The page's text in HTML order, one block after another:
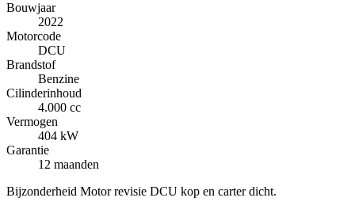
Bouwjaar
2022
Motorcode
DCU
Brandstof
Benzine
Cilinderinhoud
4.000 cc
Vermogen
404 kW
Garantie
12 maanden
Bijzonderheid Motor revisie DCU kop en carter dicht.